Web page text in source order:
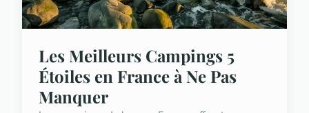
Les Meilleurs Campings 5
Étoiles en France à Ne Pas
Manquer